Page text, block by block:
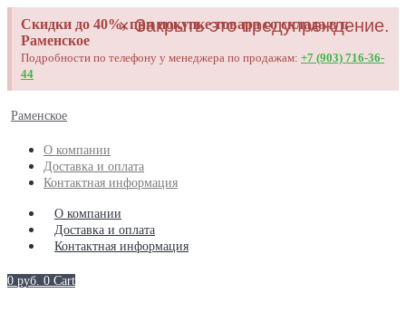
Скидки до 40%, при покупке товара со склада в г.
Раменское
Подробности по телефону у менеджера по продажам: +7 (903) 716-36-
44
× Закрыть это предупреждение.
Раменское
О компании
Доставка и оплата
Контактная информация
О компании
Доставка и оплата
Контактная информация
0 руб. 0 Cart